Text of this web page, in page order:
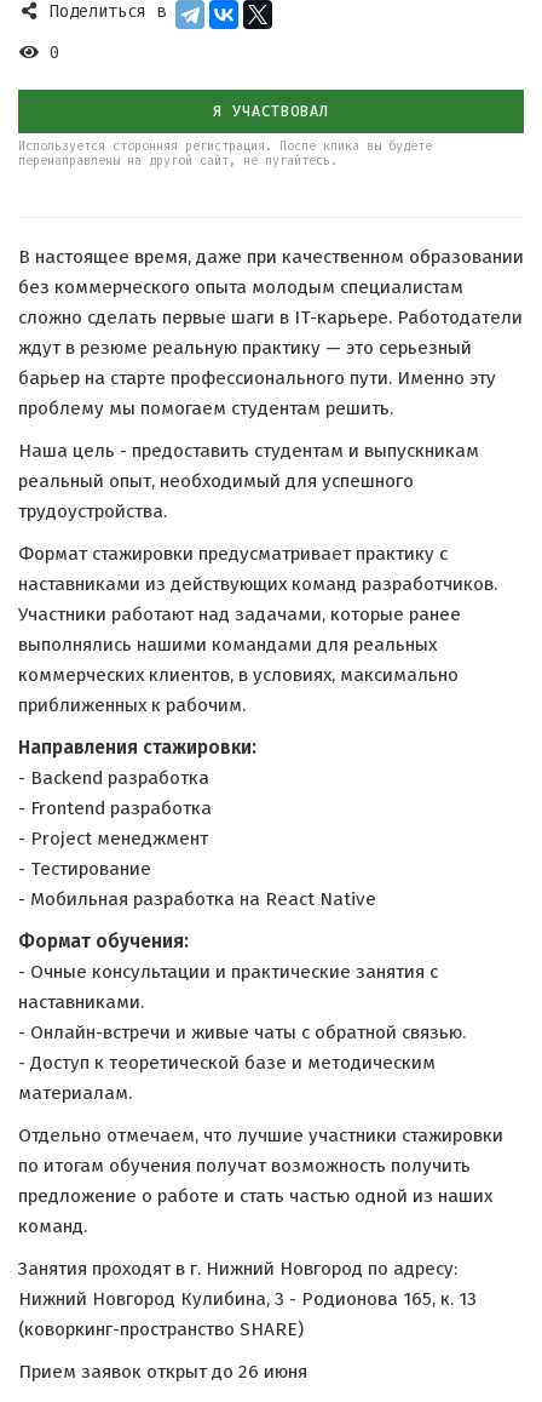
Поделиться в
0
Я УЧАСТВОВАЛ
Используется сторонняя регистрация. После клика вы будете
перенаправлены на другой сайт, не пугайтесь.
В настоящее время, даже при качественном образовании
без коммерческого опыта молодым специалистам
сложно сделать первые шаги в IT-карьере. Работодатели
ждут в резюме реальную практику — это серьезный
барьер на старте профессионального пути. Именно эту
проблему мы помогаем студентам решить.
Наша цель - предоставить студентам и выпускникам
реальный опыт, необходимый для успешного
трудоустройства.
Формат стажировки предусматривает практику с
наставниками из действующих команд разработчиков.
Участники работают над задачами, которые ранее
выполнялись нашими командами для реальных
коммерческих клиентов, в условиях, максимально
приближенных к рабочим.
Направления стажировки:
- Backend разработка
- Frontend разработка
- Project менеджмент
- Тестирование
- Мобильная разработка на React Native
Формат обучения:
- Очные консультации и практические занятия с
наставниками.
- Онлайн-встречи и живые чаты с обратной связью.
- Доступ к теоретической базе и методическим
материалам.
Отдельно отмечаем, что лучшие участники стажировки
по итогам обучения получат возможность получить
предложение о работе и стать частью одной из наших
команд.
Занятия проходят в г. Нижний Новгород по адресу:
Нижний Новгород Кулибина, 3 - Родионова 165, к. 13
(коворкинг-пространство SHARE)
Прием заявок открыт до 26 июня